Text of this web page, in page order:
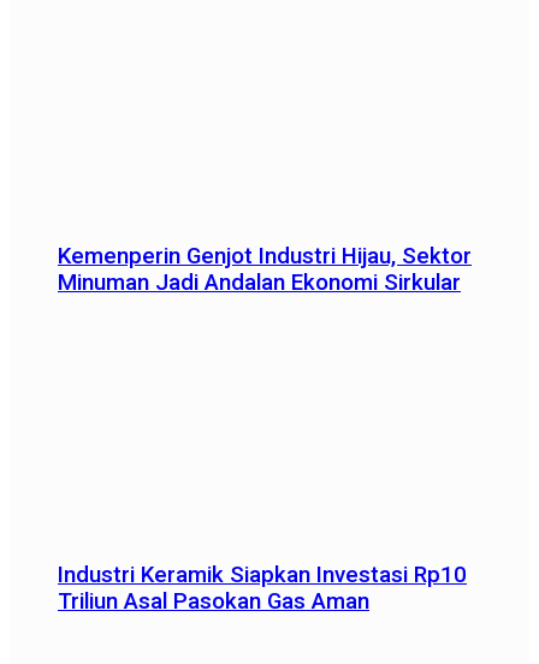
Kemenperin Genjot Industri Hijau, Sektor
Minuman Jadi Andalan Ekonomi Sirkular
Industri Keramik Siapkan Investasi Rp10
Triliun Asal Pasokan Gas Aman